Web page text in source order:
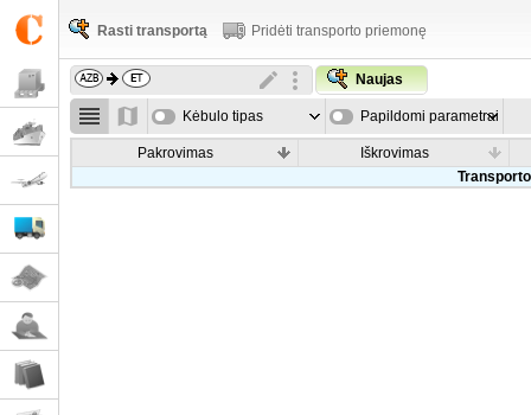
Rasti transportą Pridėti transporto priemonę
Naujas
Kėbulo tipas Papildomi parametrai
Pakrovimas
Iškrovimas